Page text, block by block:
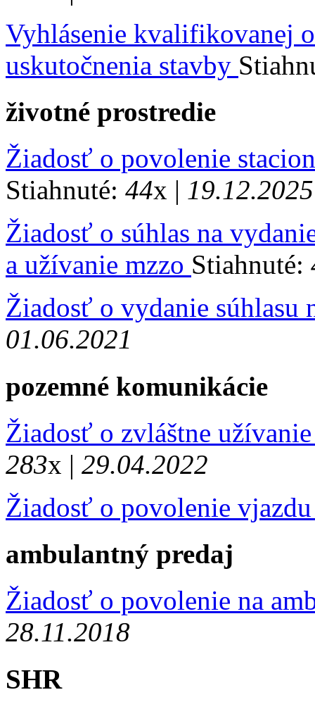
Vyhlásenie kvalifikovanej
uskutočnenia stavby
životné prostredie
Žiadosť o povolenie
Stiahnuté: 44x | 19.12.2025
Žiadosť o súhlas na
a užívanie mzzo Stiahnuté:
Žiadosť o vydanie
01.06.2021
pozemné komunikácie
Žiadosť o zvláštne
283x | 29.04.2022
Žiadosť o povolenie
ambulantný predaj
Žiadosť o povolenie na
28.11.2018
SHR